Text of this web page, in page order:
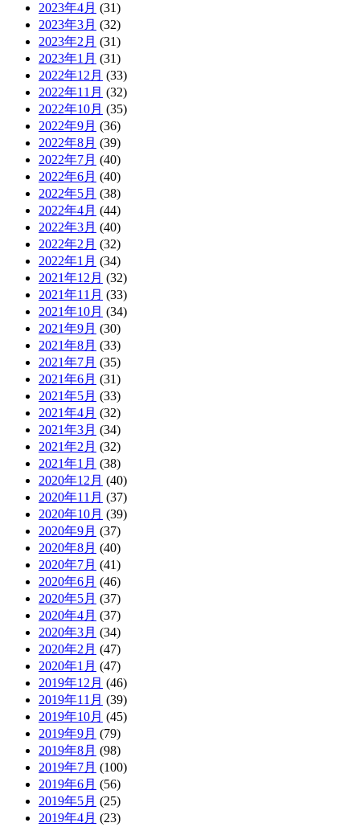
2023年4月 (31)
2023年3月 (32)
2023年2月 (31)
2023年1月 (31)
2022年12月 (33)
2022年11月 (32)
2022年10月 (35)
2022年9月 (36)
2022年8月 (39)
2022年7月 (40)
2022年6月 (40)
2022年5月 (38)
2022年4月 (44)
2022年3月 (40)
2022年2月 (32)
2022年1月 (34)
2021年12月 (32)
2021年11月 (33)
2021年10月 (34)
2021年9月 (30)
2021年8月 (33)
2021年7月 (35)
2021年6月 (31)
2021年5月 (33)
2021年4月 (32)
2021年3月 (34)
2021年2月 (32)
2021年1月 (38)
2020年12月 (40)
2020年11月 (37)
2020年10月 (39)
2020年9月 (37)
2020年8月 (40)
2020年7月 (41)
2020年6月 (46)
2020年5月 (37)
2020年4月 (37)
2020年3月 (34)
2020年2月 (47)
2020年1月 (47)
2019年12月 (46)
2019年11月 (39)
2019年10月 (45)
2019年9月 (79)
2019年8月 (98)
2019年7月 (100)
2019年6月 (56)
2019年5月 (25)
2019年4月 (23)